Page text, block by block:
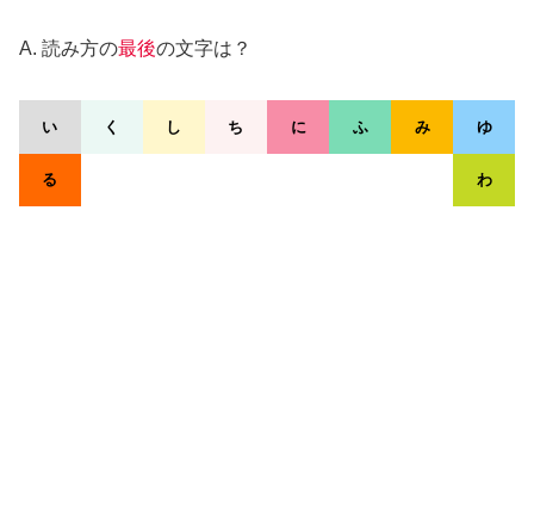
A. 読み方の最後の文字は？
い く し ち に ふ み ゆ
る わ